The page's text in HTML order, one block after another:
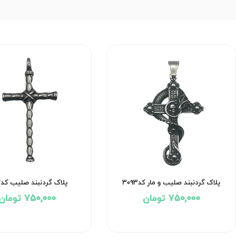
پلاک گردنبند صلیب و مار کد۳۰۹۳
750,000 تومان
پلاک گردنبند صلیب کد۳۰۹۲
750,000 تومان